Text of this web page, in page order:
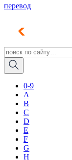
перевод
0-9
A
B
C
D
E
F
G
H